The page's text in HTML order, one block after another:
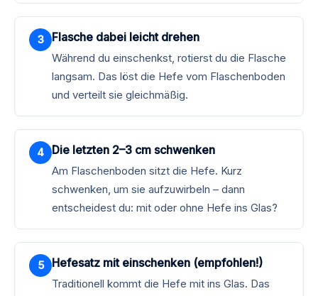
Flasche dabei leicht drehen
Während du einschenkst, rotierst du die Flasche
langsam. Das löst die Hefe vom Flaschenboden
und verteilt sie gleichmäßig.
Die letzten 2–3 cm schwenken
Am Flaschenboden sitzt die Hefe. Kurz
schwenken, um sie aufzuwirbeln – dann
entscheidest du: mit oder ohne Hefe ins Glas?
Hefesatz mit einschenken (empfohlen!)
Traditionell kommt die Hefe mit ins Glas. Das